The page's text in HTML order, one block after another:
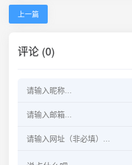
上一篇
评论 (0)